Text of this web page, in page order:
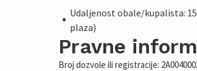
Udaljenost obale/kupalista:
plaza)
Pravne
Broj dozvole ili registracije: